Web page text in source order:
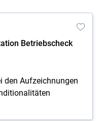
Betriebscheck
den Aufzeichnungen